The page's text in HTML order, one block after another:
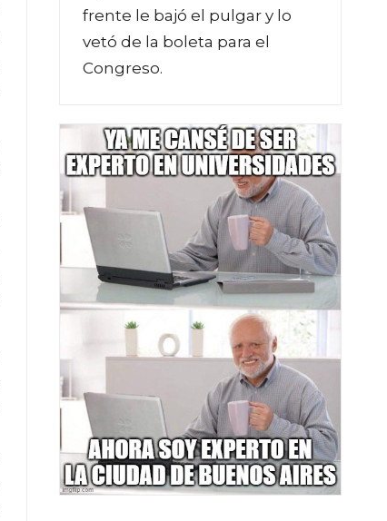
frente le bajó el pulgar y lo
vetó de la boleta para el
Congreso.